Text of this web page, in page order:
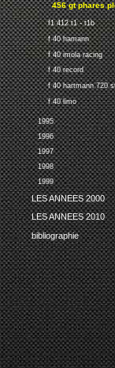
456 gt phares
f1 412 t1 - t1b
f 40 hamann
f 40 imola racing
f 40 record
f 40 hartmann 720
f 40 limo
1995
1996
1997
1998
1999
LES ANNEES 2000
LES ANNEES 2010
bibliographie